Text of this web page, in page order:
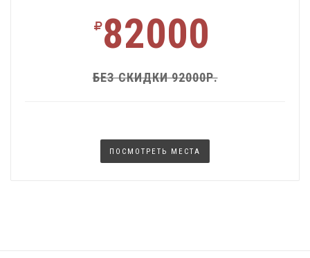
82000
БЕЗ СКИДКИ 92000Р.
ПОСМОТРЕТЬ МЕСТА